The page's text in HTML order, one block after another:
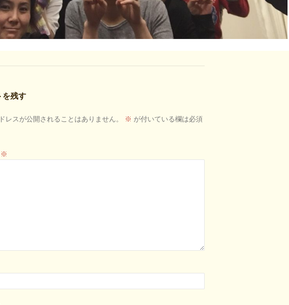
を残す
レスが公開されることはありません。 ※ が付いている欄は必須
※